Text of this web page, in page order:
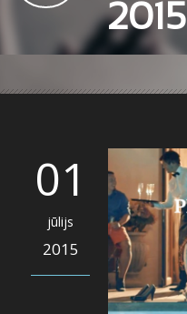
2015
01
jūlijs
2015